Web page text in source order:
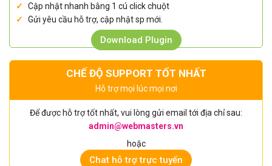
Cập nhật nhanh bằng 1 cú click chuột
Gửi yêu cầu hỗ trợ, cập nhật sp mới.
Download Plugin
CHẾ ĐỘ SUPPORT TỐT NHẤT
Hỗ trợ mọi lúc mọi nơi
Để được hỗ trợ tốt nhất, vui lòng gửi email tới địa chỉ sau:
admin@webmasters.vn
hoặc
Chat hỗ trợ trực tuyến